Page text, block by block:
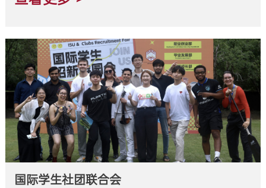
国际学生社团联合会